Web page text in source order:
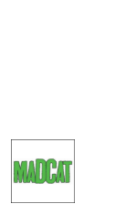
NAZWA
PRODUCENTA:
MAD
CAT
SVENDSEN